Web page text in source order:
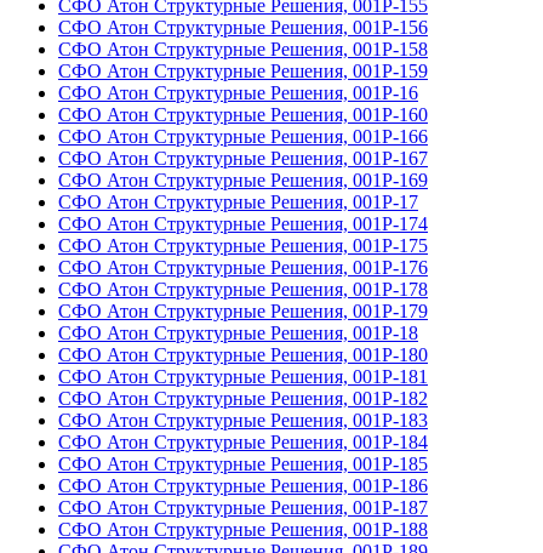
СФО Атон Структурные Решения, 001Р-155
СФО Атон Структурные Решения, 001Р-156
СФО Атон Структурные Решения, 001Р-158
СФО Атон Структурные Решения, 001Р-159
СФО Атон Структурные Решения, 001Р-16
СФО Атон Структурные Решения, 001Р-160
СФО Атон Структурные Решения, 001Р-166
СФО Атон Структурные Решения, 001Р-167
СФО Атон Структурные Решения, 001Р-169
СФО Атон Структурные Решения, 001Р-17
СФО Атон Структурные Решения, 001Р-174
СФО Атон Структурные Решения, 001Р-175
СФО Атон Структурные Решения, 001Р-176
СФО Атон Структурные Решения, 001Р-178
СФО Атон Структурные Решения, 001Р-179
СФО Атон Структурные Решения, 001Р-18
СФО Атон Структурные Решения, 001Р-180
СФО Атон Структурные Решения, 001Р-181
СФО Атон Структурные Решения, 001Р-182
СФО Атон Структурные Решения, 001Р-183
СФО Атон Структурные Решения, 001Р-184
СФО Атон Структурные Решения, 001Р-185
СФО Атон Структурные Решения, 001Р-186
СФО Атон Структурные Решения, 001Р-187
СФО Атон Структурные Решения, 001Р-188